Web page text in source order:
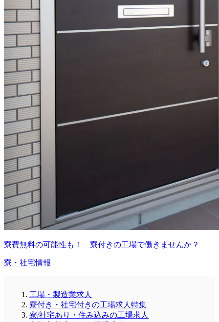
寮費無料の可能性も！ 寮付きの工場で働きませんか？
寮・社宅情報
工場・製造業求人
寮付き・社宅付きの工場求人特集
寮/社宅あり・住み込みの工場求人